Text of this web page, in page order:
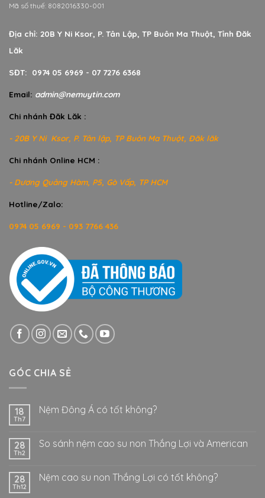
Mã số thuế: 8082016330-001
Địa chỉ: 20B Y Ni Ksor, P. Tân Lập, TP Buôn Ma Thuột, Tỉnh Đăk
Lăk
SĐT: 0974 05 6969 - 07 7276 6368
Email: admin@nemuytin.com
Chi nhánh Đăk Lăk :
- 20B Y Ni Ksor, P. Tân lập, TP Buôn Ma Thuột, Đăk lăk
Chi nhánh Online HCM :
- Dương Quảng Hàm, P5, Gò Vấp, TP HCM
Hotline/Zalo:
0974 05 6969 - 093 7766 436
GÓC CHIA SẺ
18
Th7
Nệm Đông Á có tốt không?
28
Th2
So sánh nệm cao su non Thắng Lợi và American
28
Th12
Nệm cao su non Thắng Lợi có tốt không?